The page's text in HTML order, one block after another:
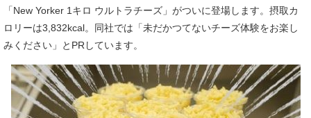
「New Yorker 1キロ ウルトラチーズ」がついに登場します。摂取カ
ロリーは3,832kcal。同社では「未だかつてないチーズ体験をお楽し
みください」とPRしています。